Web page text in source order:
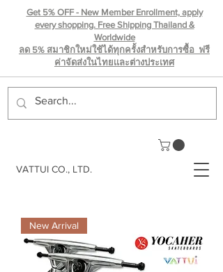
VATTUI CO., LTD.
Get 5% OFF - New Member Enrollment, apply
every shopping. Free Shipping Thailand &
Worldwide
ลด 5% สมาชิกใหม่ใช้ได้ทุกครั้งสำหรับการซื้อ ฟรี
ค่าจัดส่งในไทยเเละต่างประเทศ
New Arrival